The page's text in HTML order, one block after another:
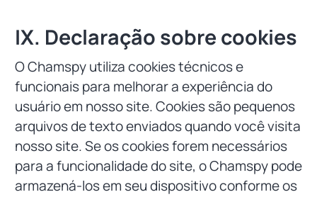
IX. Declaração sobre cookies
O Chamspy utiliza cookies técnicos e
funcionais para melhorar a experiência do
usuário em nosso site. Cookies são pequenos
arquivos de texto enviados quando você visita
nosso site. Se os cookies forem necessários
para a funcionalidade do site, o Chamspy pode
armazená-los em seu dispositivo conforme os